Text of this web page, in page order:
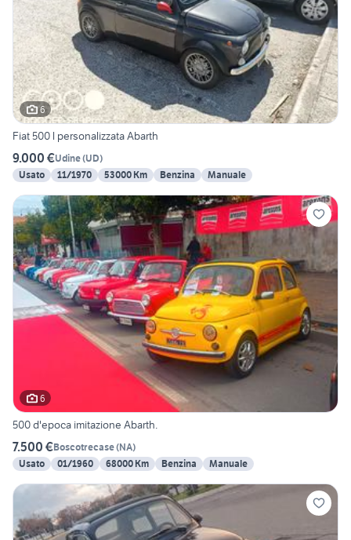
6
Fiat 500 l personalizzata Abarth
9.000 €Udine(UD)
Usato
11/1970 53000 Km Benzina Manuale
6
500 d'epoca imitazione Abarth.
7.500 €Boscotrecase(NA)
Usato
01/1960 68000 Km Benzina Manuale